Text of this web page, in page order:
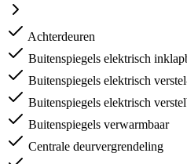
Achterdeuren
Buitenspiegels elektrisch
Buitenspiegels elektrisch
Buitenspiegels elektrisch
Buitenspiegels verwarmbaar
Centrale deurvergrendeling